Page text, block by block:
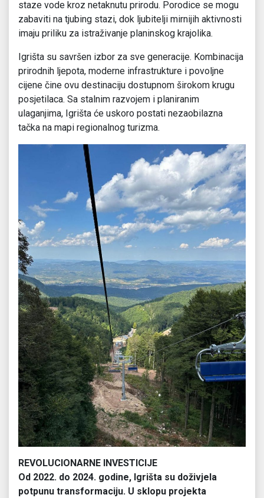
staze vode kroz netaknutu prirodu. Porodice se mogu
zabaviti na tjubing stazi, dok ljubitelji mirnijih aktivnosti
imaju priliku za istraživanje planinskog krajolika.
Igrišta su savršen izbor za sve generacije. Kombinacija
prirodnih ljepota, moderne infrastrukture i povoljne
cijene čine ovu destinaciju dostupnom širokom krugu
posjetilaca. Sa stalnim razvojem i planiranim
ulaganjima, Igrišta će uskoro postati nezaobilazna
tačka na mapi regionalnog turizma.
REVOLUCIONARNE INVESTICIJE
Od 2022. do 2024. godine, Igrišta su doživjela
potpunu transformaciju. U sklopu projekta